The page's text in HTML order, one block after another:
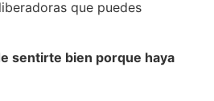
que puedes
sentirte bien porque haya